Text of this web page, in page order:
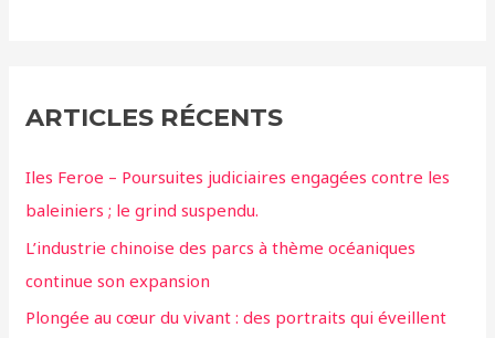
ARTICLES RÉCENTS
Iles Feroe – Poursuites judiciaires engagées contre les
baleiniers ; le grind suspendu.
L’industrie chinoise des parcs à thème océaniques
continue son expansion
Plongée au cœur du vivant : des portraits qui éveillent